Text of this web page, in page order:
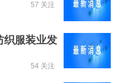
57 关注
织服装业发
54 关注